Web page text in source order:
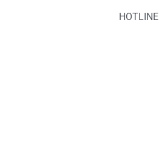
HOTLINE